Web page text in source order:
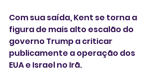
Com sua saída, Kent se torna a
figura de mais alto escalão do
governo Trump a criticar
publicamente a operação dos
EUA e Israel no Irã.